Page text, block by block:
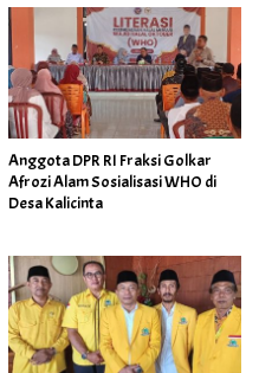
Anggota DPR RI Fraksi Golkar
Afrozi Alam Sosialisasi WHO di
Desa Kalicinta